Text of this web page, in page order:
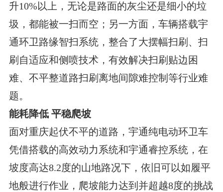
升10%以上，无论是路面的灰尘还是细小的垃
圾，都能被一扫而空；另一方面，车辆搭载宇
通环卫路缘智扫系统，整合了大摆幅扫刷、扫
刷自适应和侧喷技术，有效解决扫刷贴边困
难、不平整道路扫刷离地间隙难控制等行业难
题。
能耗降低 平稳爬坡
面对重庆起伏不平的道路，宇通纯电动环卫车
凭借搭载的高效动力系统和宇通睿控系统，在
坡度高达8.2度的山地路况下，依旧可以如履平
地般进行作业，爬坡能力达到并超越8度的挑战